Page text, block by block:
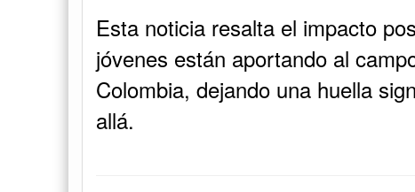
Esta noticia resalta el impacto
jóvenes están aportando al
Colombia, dejando una huella
allá.